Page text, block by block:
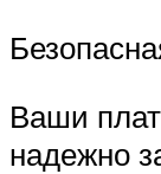
Ваши
надежно